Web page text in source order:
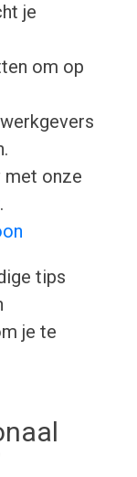
je
om op
met onze
.
tips
je te